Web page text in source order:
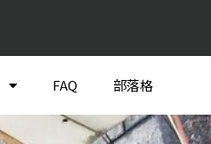
FAQ 部落格